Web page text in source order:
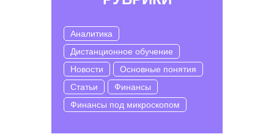
Аналитика
Дистанционное обучение
Новости
Основные понятия
Статьи
Финансы
Финансы под микроскопом